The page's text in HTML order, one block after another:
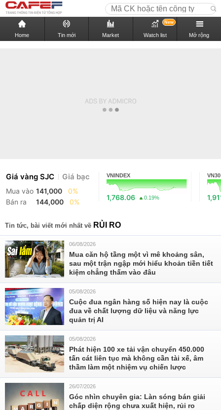
Home Tin mới Market Watch list
New
Mở rộng
Giá vàng SJC Giá bạc
Mua vào 141,000
0%
Bán ra
144,000 0%
VNINDEX
1,768.06 0.19%
VN30
Tin tức, bài viết mới nhất về RỦI RO
06/08/2026
Mua căn hộ tầng một vì mê khoảng sân,
sau một trận ngập mới hiểu khoản tiền tiết
kiệm chẳng thấm vào đâu
05/08/2026
Cuộc đua ngân hàng số hiện nay là cuộc
đua về chất lượng dữ liệu và năng lực
quản trị AI
05/08/2026
Phát hiện 100 xe tải vận chuyển 450.000
tấn cát liên tục mà không cần tài xế, âm
thầm làm một nhiệm vụ chiến lược
26/07/2026
Góc nhìn chuyên gia: Làn sóng bán giải
chấp diện rộng chưa xuất hiện, rủi ro